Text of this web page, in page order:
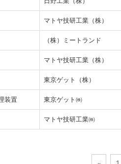
マトヤ技研工業（株）
（株）ミートランド
マトヤ技研工業（株）
東京ゲット（株）
装置 東京ゲット㈱
マトヤ技研工業㈱